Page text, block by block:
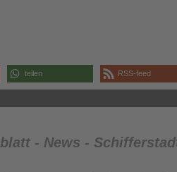
teilen RSS-feed